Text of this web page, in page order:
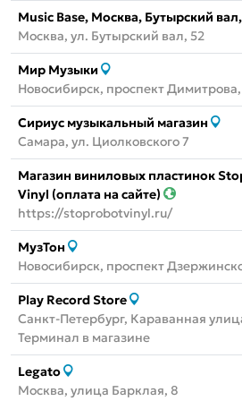
Music Base, Москва, Бутырский
Москва, ул. Бутырский вал, 52
Мир Музыки
Новосибирск, проспект
Сириус музыкальный магазин
Самара, ул. Циолковского 7
Магазин виниловых пластинок
Vinyl (оплата на сайте)
https://stoprobotvinyl.ru/
МузТон
Новосибирск, проспект
Play Record Store
Санкт-Петербург, Караванная
Терминал в магазине
Legato
Москва, улица Барклая, 8